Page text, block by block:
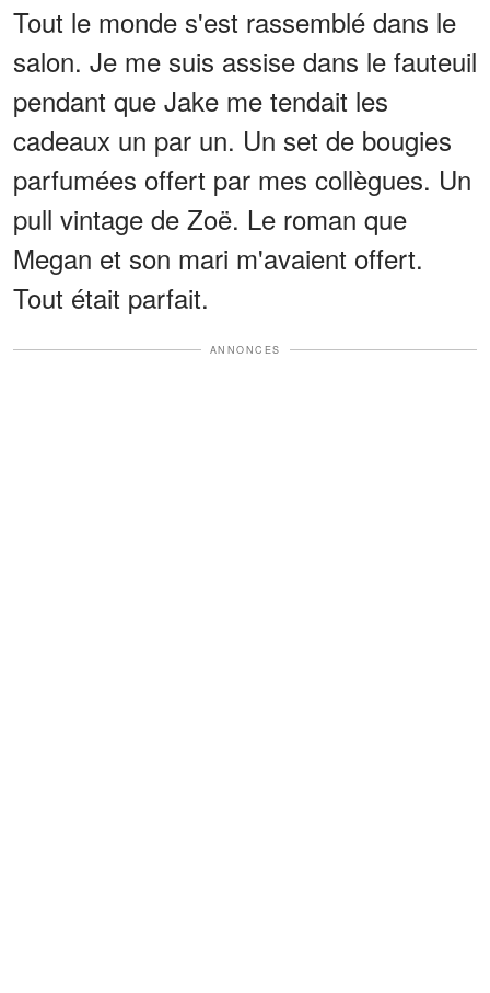
Tout le monde s'est rassemblé dans le
salon. Je me suis assise dans le fauteuil
pendant que Jake me tendait les
cadeaux un par un. Un set de bougies
parfumées offert par mes collègues. Un
pull vintage de Zoë. Le roman que
Megan et son mari m'avaient offert.
Tout était parfait.
ANNONCES